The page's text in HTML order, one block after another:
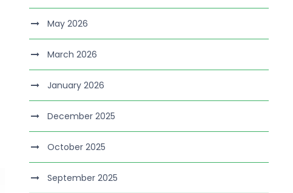
May 2026
March 2026
January 2026
December 2025
October 2025
September 2025